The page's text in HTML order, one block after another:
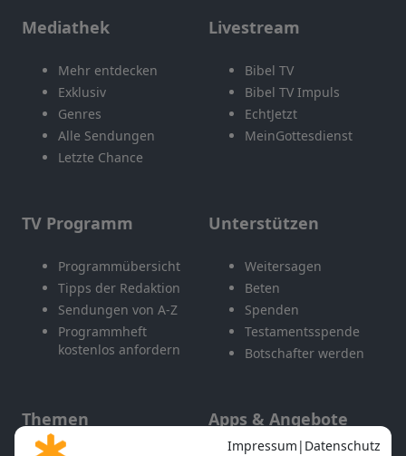
Mediathek
Mehr entdecken
Exklusiv
Genres
Alle Sendungen
Letzte Chance
Livestream
Bibel TV
Bibel TV Impuls
EchtJetzt
MeinGottesdienst
TV Programm
Programmübersicht
Tipps der Redaktion
Sendungen von A-Z
Programmheft
kostenlos anfordern
Unterstützen
Weitersagen
Beten
Spenden
Testamentsspende
Botschafter werden
Themen Apps & Angebote